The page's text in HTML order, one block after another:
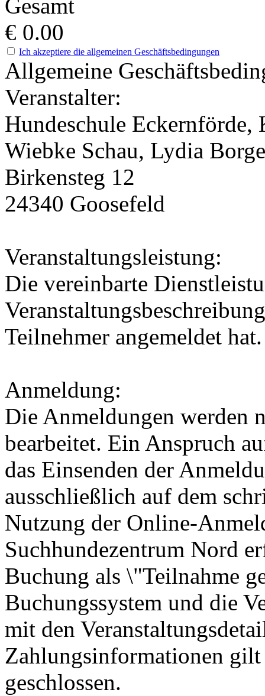
Gesamt
€ 0.00
Ich akzeptiere die allgemeinen Geschäftsbedingungen
Allgemeine
Veranstalter:
Hundeschule Eckernförde,
Wiebke Schau, Lydia
Birkensteg 12
24340 Goosefeld
Veranstaltungsleistung:
Die vereinbarte
Teilnehmer angemeldet hat.
Anmeldung:
Die Anmeldungen werden
bearbeitet. Ein Anspruch
das Einsenden der
ausschließlich auf dem
Nutzung der Online-
Suchhundezentrum Nord
Buchung als \"Teilnahme
Buchungssystem und die
mit den
Zahlungsinformationen
geschlossen.